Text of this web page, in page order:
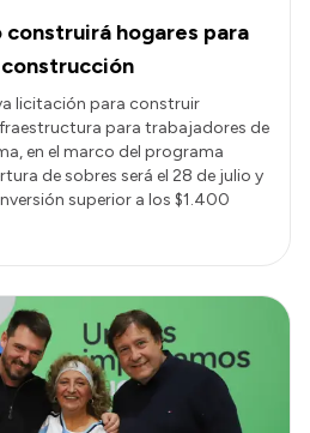
construirá hogares para
licitación para construir
para trabajadores de
en el marco del programa
de sobres será el 28 de julio y
superior a los $1.400